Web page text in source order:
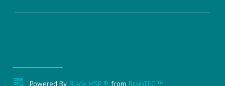
Powered By Blade.MSP ® from BrainTEC ™